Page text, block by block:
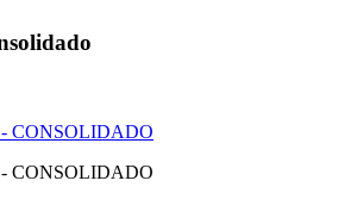
- CONSOLIDADO
- CONSOLIDADO